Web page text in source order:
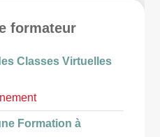
formateur
Classes Virtuelles
Formation à